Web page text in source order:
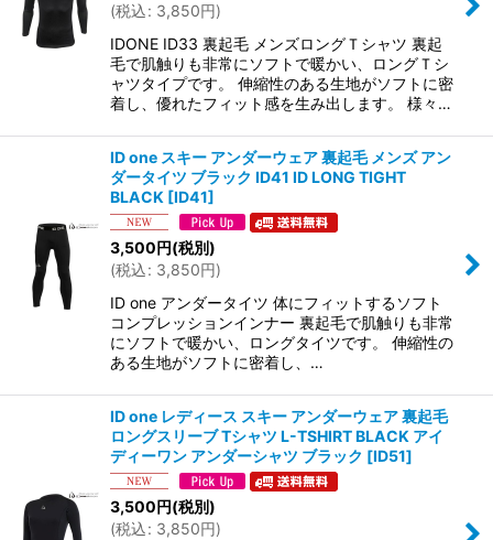
(税込: 3,850円)
IDONE ID33 裏起毛 メンズロングＴシャツ 裏起
毛で肌触りも非常にソフトで暖かい、ロングＴシ
ャツタイプです。 伸縮性のある生地がソフトに密
着し、優れたフィット感を生み出します。 様々…
ID one スキー アンダーウェア 裏起毛 メンズ アン
ダータイツ ブラック ID41 ID LONG TIGHT
BLACK [ID41]
3,500円(税別)
(税込: 3,850円)
ID one アンダータイツ 体にフィットするソフト
コンプレッションインナー 裏起毛で肌触りも非常
にソフトで暖かい、ロングタイツです。 伸縮性の
ある生地がソフトに密着し、…
ID one レディース スキー アンダーウェア 裏起毛
ロングスリーブ Tシャツ L-TSHIRT BLACK アイ
ディーワン アンダーシャツ ブラック [ID51]
3,500円(税別)
(税込: 3,850円)